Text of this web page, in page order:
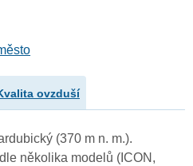
ovzduší
(370 m n. m.).
několika modelů (ICON,